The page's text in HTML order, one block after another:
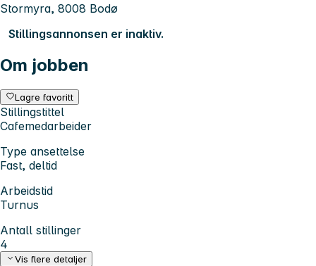
Stormyra, 8008 Bodø
Stillingsannonsen er inaktiv.
Om jobben
Lagre favoritt
Stillingstittel
Cafemedarbeider
Type ansettelse
Fast, deltid
Arbeidstid
Turnus
Antall stillinger
4
Vis flere detaljer